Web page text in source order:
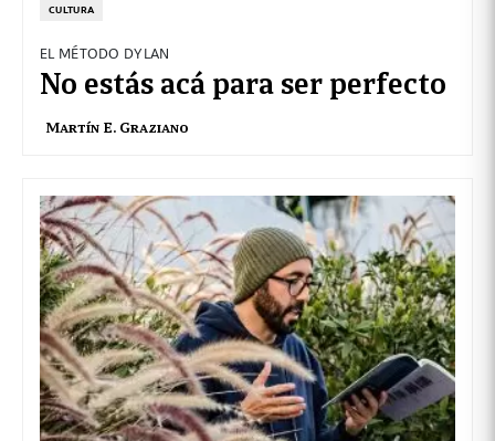
CULTURA
EL MÉTODO DYLAN
No estás acá para ser perfecto
Martín E. Graziano